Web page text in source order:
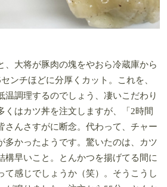
、大将が豚肉の塊をやおら冷蔵庫から
ンチほどに分厚くカット。これを、
温調理するのでしょう、凄いこだわり
くはカツ丼を注文しますが、「2時間
さんさすがに断念。代わって、チャー
多かったようです。驚いたのは、カツ
構早いこと。とんかつを揚げてる間に
て感じでしょうか（笑）。そうこうし